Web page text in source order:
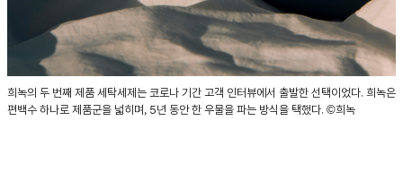
희녹의 두 번째 제품 세탁세제는 코로나 기간 고객 인터뷰에서 출발한 선택이었다. 희녹은
편백수 하나로 제품군을 넓히며, 5년 동안 한 우물을 파는 방식을 택했다. ©희녹